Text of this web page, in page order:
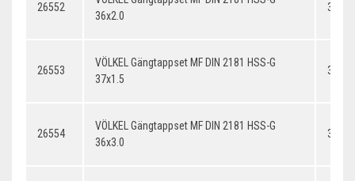
26552
36x2.0
26553
VÖLKEL Gängtappset MF DIN 2181 HSS-G
37x1.5
26554
VÖLKEL Gängtappset MF DIN 2181 HSS-G
36x3.0